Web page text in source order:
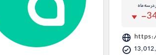
در سه ماه
-